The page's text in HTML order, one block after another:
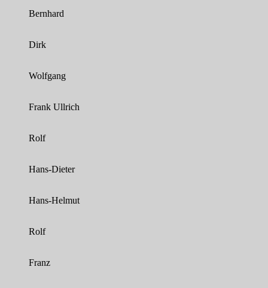
Bernhard
Dirk
Wolfgang
Frank Ullrich
Rolf
Hans-Dieter
Hans-Helmut
Rolf
Franz